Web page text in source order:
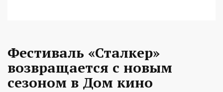
Фестиваль «Сталкер»
возвращается с новым
сезоном в Дом кино